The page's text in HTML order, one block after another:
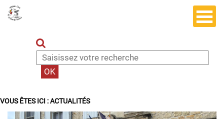
VOUS ÊTES ICI :ACTUALITÉS